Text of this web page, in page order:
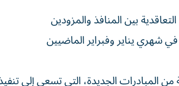
بين المنافذ والمزودين
الجديدة، التي تسعى إلى